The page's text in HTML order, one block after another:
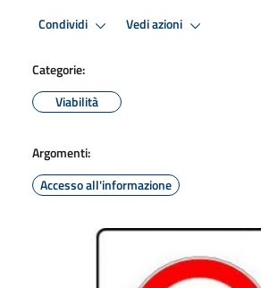
Condividi Vedi azioni
Categorie:
Viabilità
Argomenti:
Accesso all'informazione